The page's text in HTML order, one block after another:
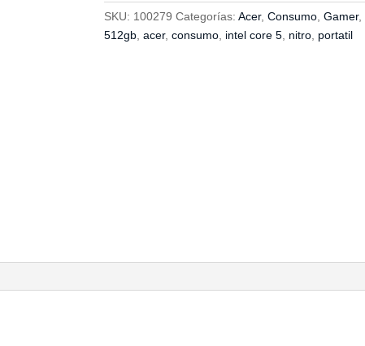
cantidad
SKU: 100279 Categorías: Acer, Consumo, Gamer,
512gb, acer, consumo, intel core 5, nitro, portatil